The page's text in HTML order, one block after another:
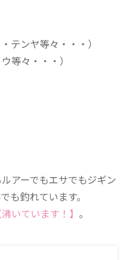
テンヤ等々・・・）
等々・・・）
アーでもエサでもジギン
も釣れています。
沸いています！】 。